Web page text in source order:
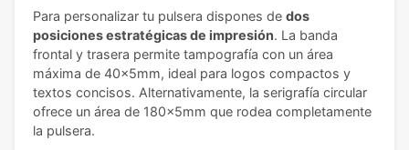
Para personalizar tu pulsera dispones de dos
posiciones estratégicas de impresión. La banda
frontal y trasera permite tampografía con un área
máxima de 40x5mm, ideal para logos compactos y
textos concisos. Alternativamente, la serigrafía circular
ofrece un área de 180x5mm que rodea completamente
la pulsera.